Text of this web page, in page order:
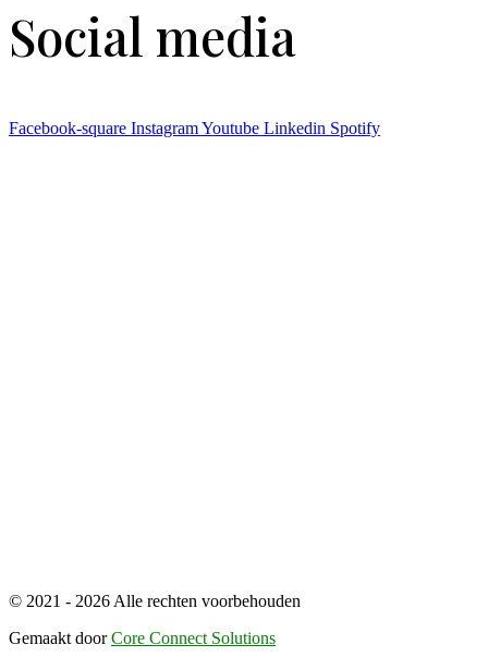
Social media
Facebook-square InstagramYoutube Linkedin Spotify
© 2021 - 2026 Alle rechten voorbehouden
Gemaakt doorCore Connect Solutions